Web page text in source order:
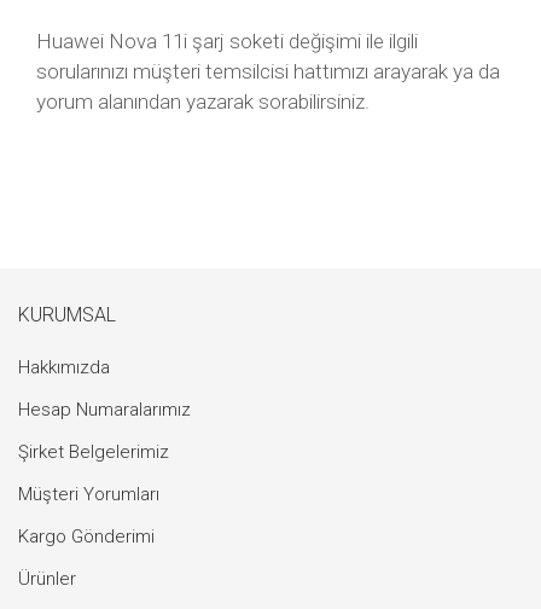
Huawei Nova 11i şarj soketi değişimi ile ilgili
sorularınızı müşteri temsilcisi hattımızı arayarak ya da
yorum alanından yazarak sorabilirsiniz.
KURUMSAL
Hakkımızda
Hesap Numaralarımız
Şirket Belgelerimiz
Müşteri Yorumları
Kargo Gönderimi
Ürünler